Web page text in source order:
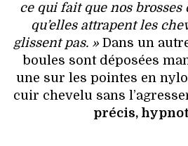
ce qui fait que nos
qu’elles attrapent les
glissent pas. »Dans un
boules sont déposées
une sur les pointes en
cuir chevelu sans
précis,